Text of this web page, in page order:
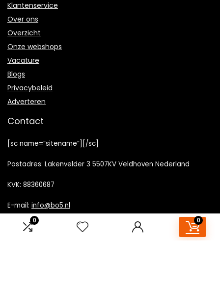
0 0
Klantenservice
Over ons
Overzicht
Onze webshops
Vacature
Blogs
Privacybeleid
Adverteren
Contact
[sc name=”sitename”][/sc]
Postadres: Lakenvelder 3 5507KV Veldhoven Nederland
KVK: 88360687
E-mail: info@bo5.nl